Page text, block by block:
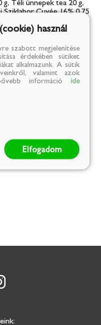
Téli ünnepek tea 20 g,
Sziklabor Cuvée 16% 0.75
Körömvirág
220 g.használ
szabott megjelenítése
érdekében sütiket
alkalmazunk. A sütik
valamint azok
információ ide
Elfogadom